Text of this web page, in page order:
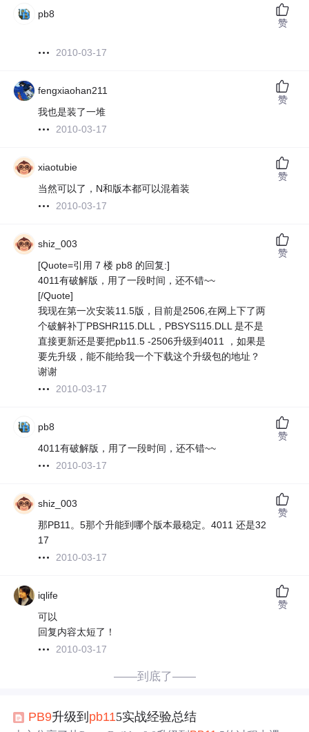
pb8
2010-03-17
赞
fengxiaohan211
我也是装了一堆
2010-03-17
赞
xiaotubie
当然可以了，N和版本都可以混着装
2010-03-17
赞
shiz_003
[Quote=引用 7 楼 pb8 的回复:]
4011有破解版，用了一段时间，还不错~~
[/Quote]
我现在第一次安装11.5版，目前是2506,在网上下了两
个破解补丁PBSHR115.DLL，PBSYS115.DLL 是不是
直接更新还是要把pb11.5 -2506升级到4011 ，如果是
要先升级，能不能给我一个下载这个升级包的地址？
谢谢
2010-03-17
赞
pb8
4011有破解版，用了一段时间，还不错~~
2010-03-17
赞
shiz_003
那PB11。5那个升能到哪个版本最稳定。4011 还是32
17
2010-03-17
赞
iqlife
可以
回复内容太短了！
2010-03-17
赞
——到底了——
PB9升级到 pb115实战经验总结